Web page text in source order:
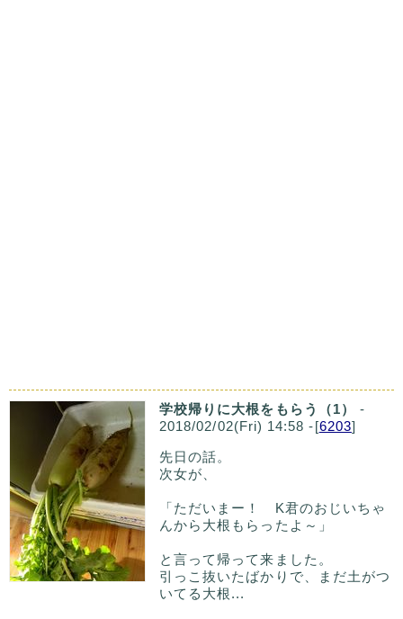
学校帰りに大根をもらう（1）
-
2018/02/02(Fri) 14:58 -[6203]
先日の話。
次女が、
「ただいまー！ K君のおじいちゃ
んから大根もらったよ～」
と言って帰って来ました。
引っこ抜いたばかりで、まだ土がつ
いてる大根...